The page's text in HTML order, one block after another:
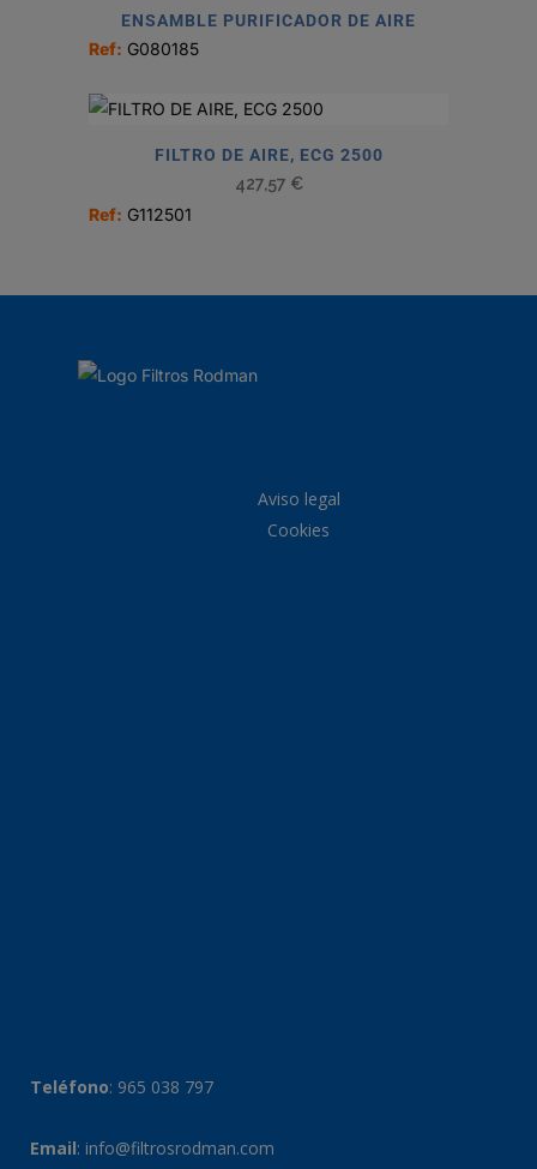
ENSAMBLE PURIFICADOR DE AIRE
Ref: G080185
FILTRO DE AIRE, ECG 2500
427,57 €
Ref: G112501
Aviso legal
Cookies
Teléfono: 965 038 797
Email: info@filtrosrodman.com